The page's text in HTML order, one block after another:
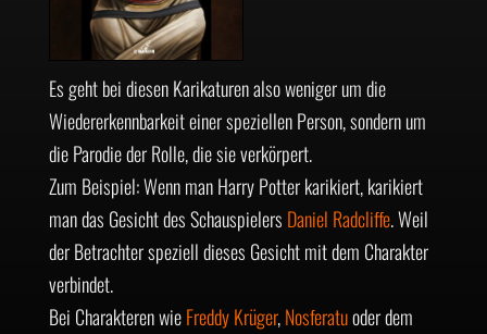
Es geht bei diesen Karikaturen also weniger um die
Wiedererkennbarkeit einer speziellen Person, sondern um
die Parodie der Rolle, die sie verkörpert.
Zum Beispiel: Wenn man Harry Potter karikiert, karikiert
man das Gesicht des Schauspielers Daniel Radcliffe. Weil
der Betrachter speziell dieses Gesicht mit dem Charakter
verbindet.
Bei Charakteren wieFreddy Krüger,Nosferatuoder dem